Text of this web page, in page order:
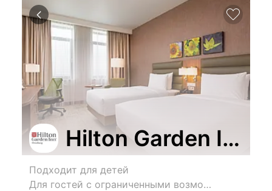
Hilton Garden Inn
Подходит для детей
Для гостей с ограниченными возможностями